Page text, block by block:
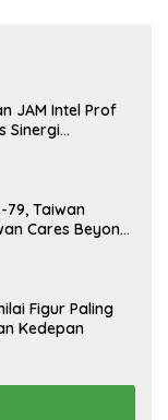
JAM Intel Prof
Sinergi
Program
79, Taiwan
Cares Beyond
Figur Paling
Kedepan